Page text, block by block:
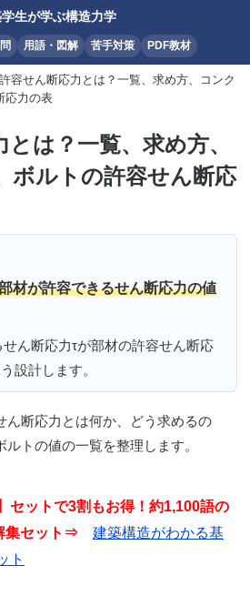
生が学ぶ構造力学
用語・図解 苦手対策 PDF教材
容せん断応力とは？一覧、求め方、コンク
応力の表
は？一覧、求め方、
ボルトの許容せん断応
材が許容できるせん断応力の値
ん断応力τが部材の許容せん断応
設計します。
ん断応力とは何か、どう求めるの
ルトの値の一覧を整理します。
セットで3割もお得！約1,100語の
集セット⇒ 建築構造がわかる基
ト